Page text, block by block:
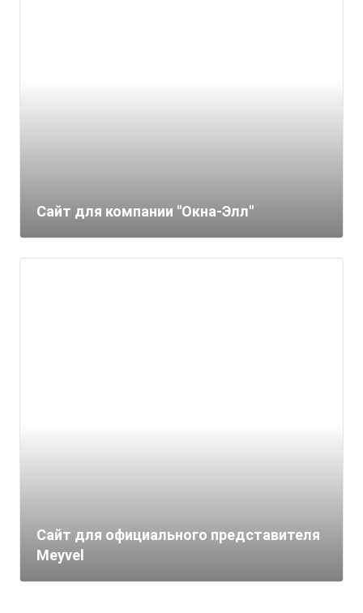
Cайт для компании "Окна-Элл"
Сайт для официального представителя
Meyvel